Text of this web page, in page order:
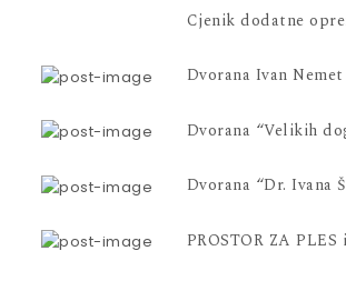
Cjenik dodatne
Dvorana Ivan Nemet
Dvorana “Velikih
Dvorana “Dr. Ivana
PROSTOR ZA